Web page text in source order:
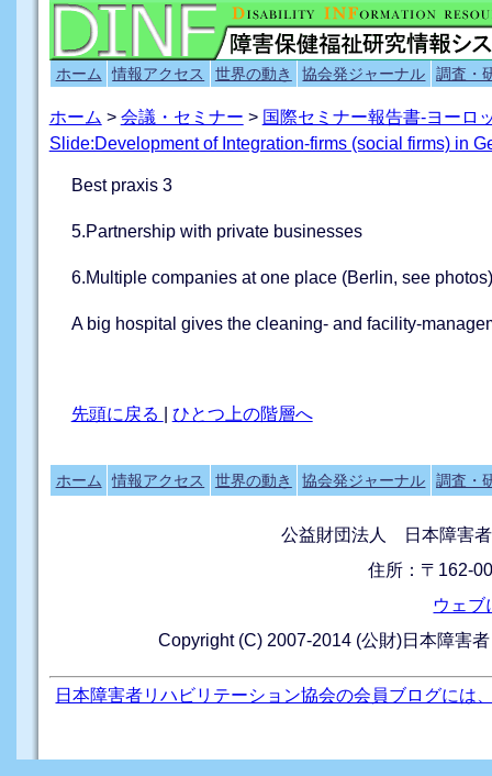
ホーム 情報アクセス 世界の動き 協会発ジャーナル 調査・
ホーム > 会議・セミナー > 国際セミナー報告書-ヨーロ
Slide:Development of Integration-firms (social firms) in
Best praxis 3
5.Partnership with private businesses
6.Multiple companies at one place (Berlin, see photos)
A big hospital gives the cleaning- and facility-
先頭に戻る ひとつ上の階層へ
ホーム 情報アクセス 世界の動き 協会発ジャーナル 調査・
公益財団法人 日本障害
住所：〒162-
ウェブ
Copyright (C) 2007-2014 (公財)日本障害
日本障害者リハビリテーション協会の会員ブログには